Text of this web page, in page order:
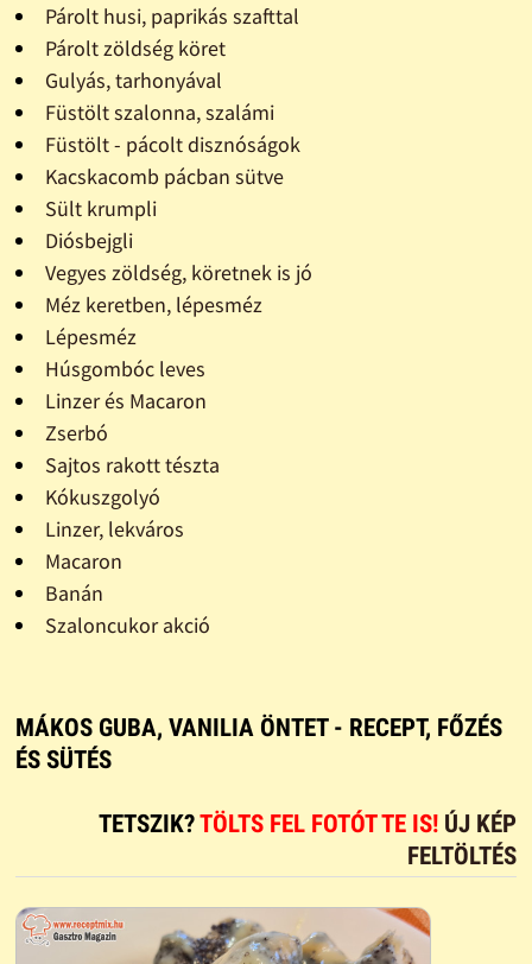
Párolt husi, paprikás szafttal
Párolt zöldség köret
Gulyás, tarhonyával
Füstölt szalonna, szalámi
Füstölt - pácolt disznóságok
Kacskacomb pácban sütve
Sült krumpli
Diósbejgli
Vegyes zöldség, köretnek is jó
Méz keretben, lépesméz
Lépesméz
Húsgombóc leves
Linzer és Macaron
Zserbó
Sajtos rakott tészta
Kókuszgolyó
Linzer, lekváros
Macaron
Banán
Szaloncukor akció
MÁKOS GUBA, VANILIA ÖNTET - RECEPT, FŐZÉS
ÉS SÜTÉS
TETSZIK?TÖLTS FEL FOTÓT TE IS! ÚJ KÉP
FELTÖLTÉS